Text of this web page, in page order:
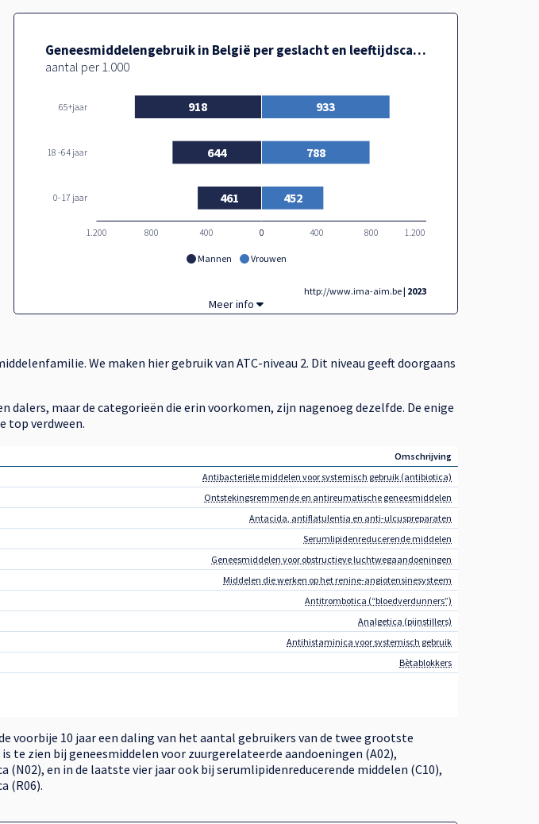
Geneesmiddelengebruik in België per geslacht en leeftijdscategorie
aantal per 1.000
Mannen Vrouwen
0 400 800 1.200
0
400
800
1.200
0-17 jaar
18 -64 jaar
65+jaar
452
788
933
461
644
918
http://www.ima-aim.be| 2023
Geneesmiddelengebruik in België per geslacht en leeftijdscategorie,
Meer info
We maken hier gebruik van ATC-niveau 2. Dit niveau geeft doorgaans
maar de categorieën die erin voorkomen, zijn nagenoeg dezelfde. De enige
top verdween.
Omschrijving
Antibacteriële middelen voor systemisch gebruik (antibiotica)
Ontstekingsremmende en antireumatische geneesmiddelen
Antacida, antiflatulentia en anti-ulcuspreparaten
Serumlipidenreducerende middelen
Geneesmiddelen voor obstructieve luchtwegaandoeningen
Middelen die werken op het renine-angiotensinesysteem
Antitrombotica (“bloedverdunners”)
Analgetica (pijnstillers)
Antihistaminica voor systemisch gebruik
Bètablokkers
voorbije 10 jaar een daling van het aantal gebruikers van de twee grootste
zien bij geneesmiddelen voor zuurgerelateerde aandoeningen (A02),
en in de laatste vier jaar ook bij serumlipidenreducerende middelen (C10),
(R06).